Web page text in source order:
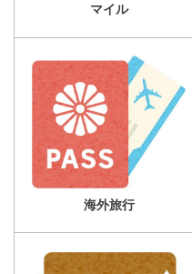
マイル
海外旅行